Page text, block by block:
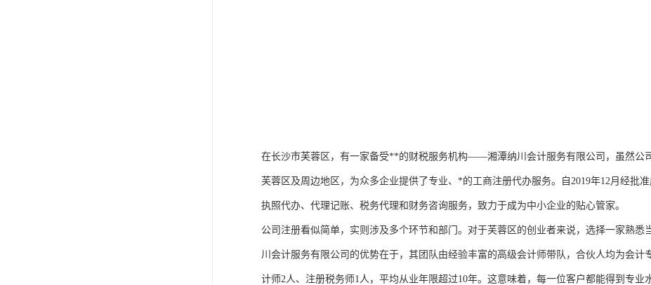
在长沙市芙蓉区，有一家备受**的财税服务机构——湘潭纳川会计服务有限公司，虽然公
芙蓉区及周边地区，为众多企业提供了专业、*的工商注册代办服务。自2019年12月经批
执照代办、代理记账、税务代理和财务咨询服务，致力于成为中小企业的贴心管家。
公司注册看似简单，实则涉及多个环节和部门。对于芙蓉区的创业者来说，选择一家熟悉
川会计服务有限公司的优势在于，其团队由经验丰富的高级会计师带队，合伙人均为会计
计师2人、注册税务师1人，平均从业年限超过10年。这意味着，每一位客户都能得到专业